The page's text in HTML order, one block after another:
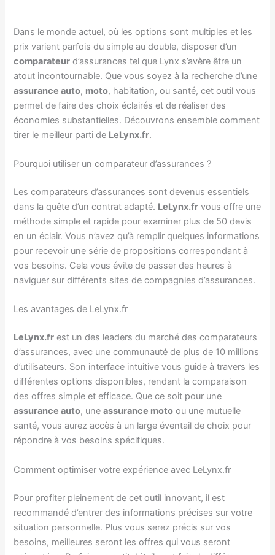
Dans le monde actuel, où les options sont multiples et les
prix varient parfois du simple au double, disposer d’un
comparateur d’assurances tel que Lynx s’avère être un
atout incontournable. Que vous soyez à la recherche d’une
assurance auto, moto, habitation, ou santé, cet outil vous
permet de faire des choix éclairés et de réaliser des
économies substantielles. Découvrons ensemble comment
tirer le meilleur parti de LeLynx.fr.
Pourquoi utiliser un comparateur d’assurances ?
Les comparateurs d’assurances sont devenus essentiels
dans la quête d’un contrat adapté. LeLynx.fr vous offre une
méthode simple et rapide pour examiner plus de 50 devis
en un éclair. Vous n’avez qu’à remplir quelques informations
pour recevoir une série de propositions correspondant à
vos besoins. Cela vous évite de passer des heures à
naviguer sur différents sites de compagnies d’assurances.
Les avantages de LeLynx.fr
LeLynx.fr est un des leaders du marché des comparateurs
d’assurances, avec une communauté de plus de 10 millions
d’utilisateurs. Son interface intuitive vous guide à travers les
différentes options disponibles, rendant la comparaison
des offres simple et efficace. Que ce soit pour une
assurance auto, uneassurance moto ou une mutuelle
santé, vous aurez accès à un large éventail de choix pour
répondre à vos besoins spécifiques.
Comment optimiser votre expérience avec LeLynx.fr
Pour profiter pleinement de cet outil innovant, il est
recommandé d’entrer des informations précises sur votre
situation personnelle. Plus vous serez précis sur vos
besoins, meilleures seront les offres qui vous seront